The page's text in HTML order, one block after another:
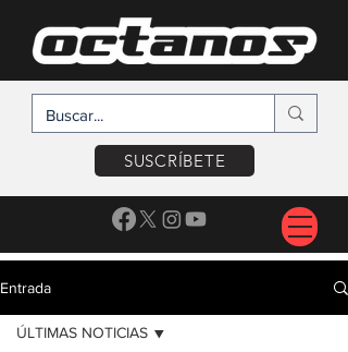
SUSCRÍBETE
Entrada
ÚLTIMAS NOTICIAS